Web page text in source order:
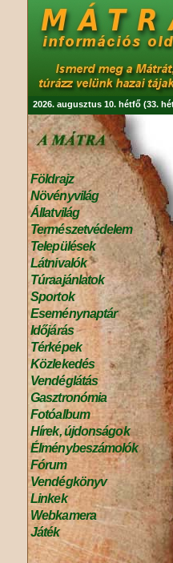
2026. augusztus 10. hétfő (33.
Földrajz
Növényvilág
Állatvilág
Természetvédelem
Települések
Látnivalók
Túraajánlatok
Sportok
Eseménynaptár
Időjárás
Térképek
Közlekedés
Vendéglátás
Gasztronómia
Fotóalbum
Hírek, újdonságok
Élménybeszámolók
Fórum
Vendégkönyv
Linkek
Webkamera
Játék